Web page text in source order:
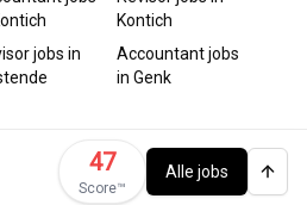
47
Score™️
Alle jobs
Kontich
jobs in
Accountantjobs
in Genk